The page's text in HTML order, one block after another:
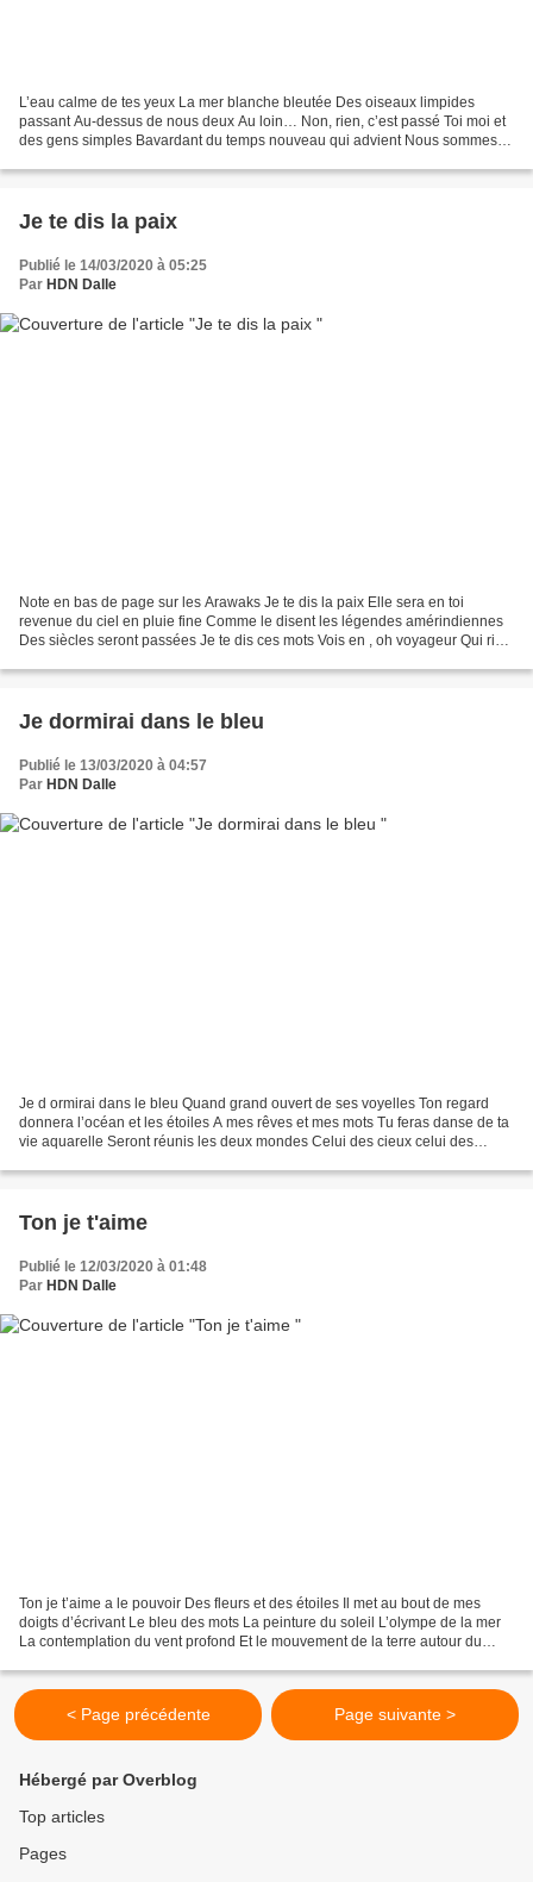
L’eau calme de tes yeux La mer blanche bleutée Des oiseaux limpides
passant Au-dessus de nous deux Au loin… Non, rien, c’est passé Toi moi et
des gens simples Bavardant du temps nouveau qui advient Nous sommes
Je te dis la paix
Publié le 14/03/2020 à 05:25
Par HDN Dalle
Note en bas de page sur les Arawaks Je te dis la paix Elle sera en toi
revenue du ciel en pluie fine Comme le disent les légendes amérindiennes
Des siècles seront passées Je te dis ces mots Vois en , oh voyageur Qui rien
Je dormirai dans le bleu
Publié le 13/03/2020 à 04:57
Par HDN Dalle
Je d ormirai dans le bleu Quand grand ouvert de ses voyelles Ton regard
donnera l’océan et les étoiles A mes rêves et mes mots Tu feras danse de ta
vie aquarelle Seront réunis les deux mondes Celui des cieux celui des
Ton je t'aime
Publié le 12/03/2020 à 01:48
Par HDN Dalle
Ton je t’aime a le pouvoir Des fleurs et des étoiles Il met au bout de mes
doigts d’écrivant Le bleu des mots La peinture du soleil L’olympe de la mer
La contemplation du vent profond Et le mouvement de la terre autour du
< Page précédente Page suivante >
Hébergé par Overblog
Top articles
Pages